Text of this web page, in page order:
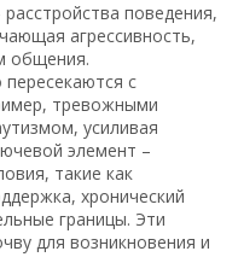
расстройства поведения,
агрессивность,
общения.
пересекаются с
тревожными
, усиливая
элемент –
такие как
хронический
границы. Эти
для возникновения и